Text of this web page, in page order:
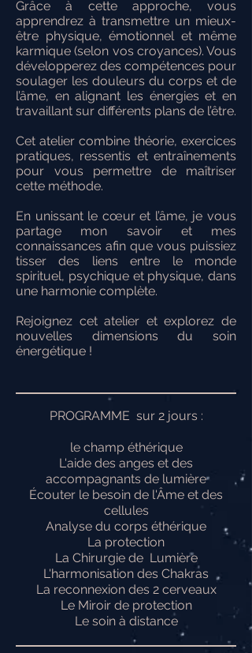
Grâce à cette approche, vous
apprendrez à transmettre un mieux-
être physique, émotionnel et même
karmique (selon vos croyances). Vous
développerez des compétences pour
soulager les douleurs du corps et de
l’âme, en alignant les énergies et en
travaillant sur différents plans de l’être.
Cet atelier combine théorie, exercices
pratiques, ressentis et entraînements
pour vous permettre de maîtriser
cette méthode.
En unissant le cœur et l’âme, je vous
partage mon savoir et mes
connaissances afin que vous puissiez
tisser des liens entre le monde
spirituel, psychique et physique, dans
une harmonie complète.
Rejoignez cet atelier et explorez de
nouvelles dimensions du soin
énergétique !
PROGRAMME sur 2 jours :
le champ éthérique
L'aide des anges et des
accompagnants de lumière
Écouter le besoin de l'Âme et des
cellules
Analyse du corps éthérique
La protection
La Chirurgie de Lumière
L'harmonisation des Chakras
La reconnexion des 2 cerveaux
Le Miroir de protection
Le soin à distance